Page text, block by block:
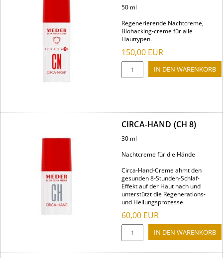
50 ml
Regenerierende Nachtcreme,
Biohacking-creme für alle
Hauttypen.
150,00 EUR
CIRCA-HAND (CH 8)
30 ml
Nachtcreme für die Hände
Circa-Hand-Creme ahmt den
gesunden 8-Stunden-Schlaf-
Effekt auf der Haut nach und
unterstützt die Regenerations-
und Heilungsprozesse.
60,00 EUR